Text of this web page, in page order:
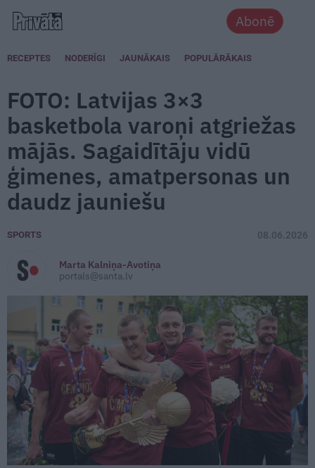
Abonē
RECEPTES NODERĪGI JAUNĀKAIS POPULĀRĀKAIS
FOTO: Latvijas 3×3
basketbola varoņi atgriežas
mājās. Sagaidītāju vidū
ģimenes, amatpersonas un
daudz jauniešu
SPORTS 08.06.2026
Marta Kalniņa-Avotiņa
portals@santa.lv